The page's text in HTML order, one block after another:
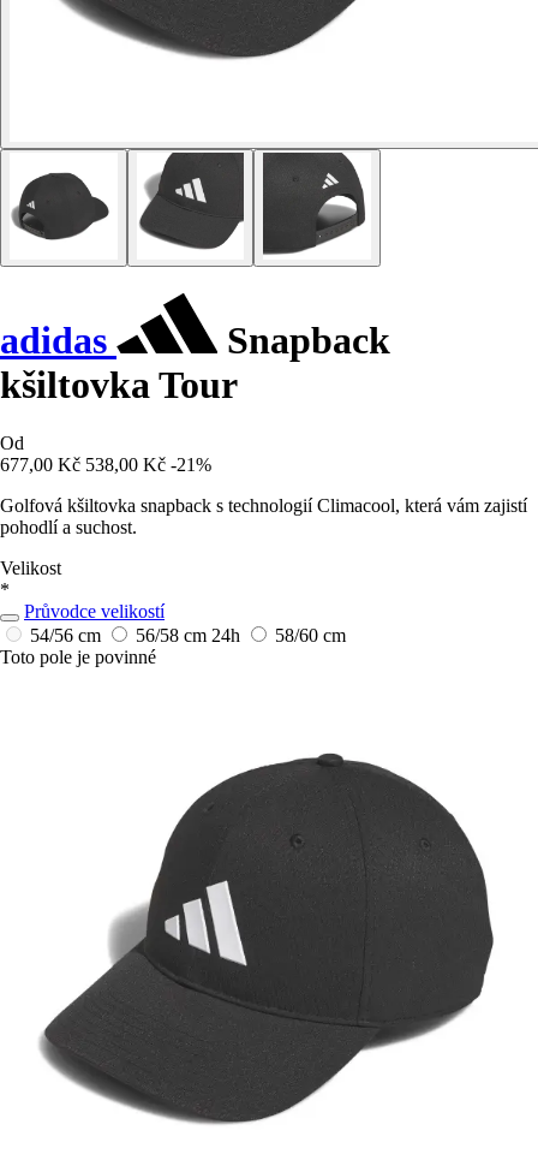
adidas
Snapback
kšiltovka Tour
Od
677,00 Kč 538,00 Kč -21%
Golfová kšiltovka snapback s technologií Climacool, která vám zajistí
pohodlí a suchost.
Velikost
*
Průvodce velikostí
54/56 cm
56/58 cm 24h
58/60 cm
Toto pole je povinné